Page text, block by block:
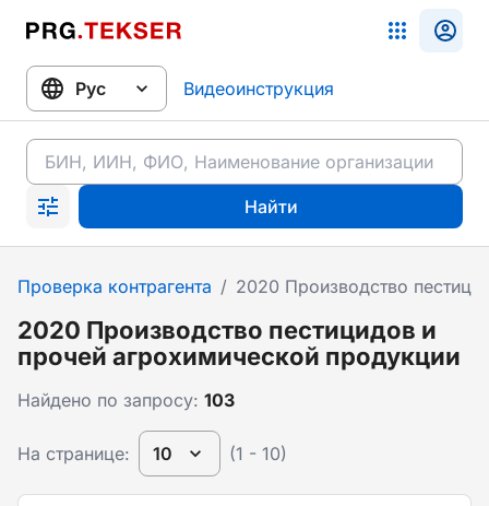
Видеоинструкция
Найти
Проверка контрагента / 2020 Производство
2020 Производство пестицидов и
прочей агрохимической продукции
Найдено по запросу: 103
На странице: 10 (1 - 10)